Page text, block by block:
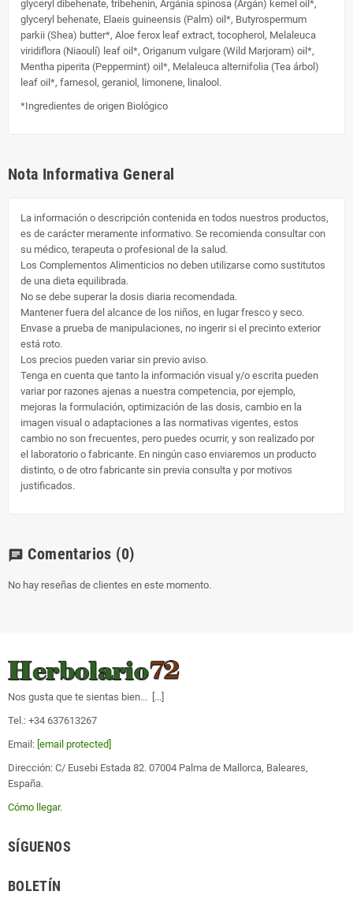
glyceryl dibehenate, tribehenin, Argánia spinosa (Argán) kernel oil*,
glyceryl behenate, Elaeis guineensis (Palm) oil*, Butyrospermum
parkii (Shea) butter*, Aloe ferox leaf extract, tocopherol, Melaleuca
viridiflora (Niaoulí) leaf oil*, Origanum vulgare (Wild Marjoram) oil*,
Mentha piperita (Peppermint) oil*, Melaleuca alternifolia (Tea árbol)
leaf oil*, farnesol, geraniol, limonene, linalool.
*Ingredientes de origen Biológico
Nota Informativa General
La información o descripción contenida en todos nuestros productos,
es de carácter meramente informativo. Se recomienda consultar con
su médico, terapeuta o profesional de la salud.
Los Complementos Alimenticios no deben utilizarse como sustitutos
de una dieta equilibrada.
No se debe superar la dosis diaria recomendada.
Mantener fuera del alcance de los niños, en lugar fresco y seco.
Envase a prueba de manipulaciones, no ingerir si el precinto exterior
está roto.
Los precios pueden variar sin previo aviso.
Tenga en cuenta que tanto la información visual y/o escrita pueden
variar por razones ajenas a nuestra competencia, por ejemplo,
mejoras la formulación, optimización de las dosis, cambio en la
imagen visual o adaptaciones a las normativas vigentes, estos
cambio no son frecuentes, pero puedes ocurrir, y son realizado por
el laboratorio o fabricante. En ningún caso enviaremos un producto
distinto, o de otro fabricante sin previa consulta y por motivos
justificados.
chat Comentarios (0)
No hay reseñas de clientes en este momento.
Nos gusta que te sientas bien... [ ...
Tel.: +34 637613267
Email: [email protected]
Dirección: C/ Eusebi Estada 82. 07004 Palma de Mallorca, Baleares,
España.
Cómo llegar.
SÍGUENOS
BOLETÍN